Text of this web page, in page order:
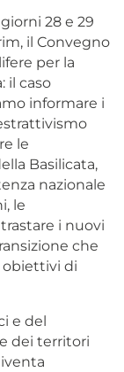
28 e 29
il Convegno
per la
il caso
informare i
le
Basilicata,
nazionale
le
i nuovi
che
di
e del
dei territori